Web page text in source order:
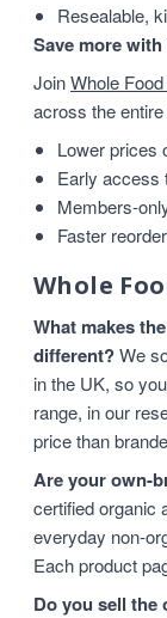
Resealable,
Save more with
JoinWhole
across the
Lower prices
Early access
Members-
Faster
Whole
What makes
different?We
in the UK, so
range, in our
price than
Are your own-
certified organic
everyday non-
Each product
Do you sell the